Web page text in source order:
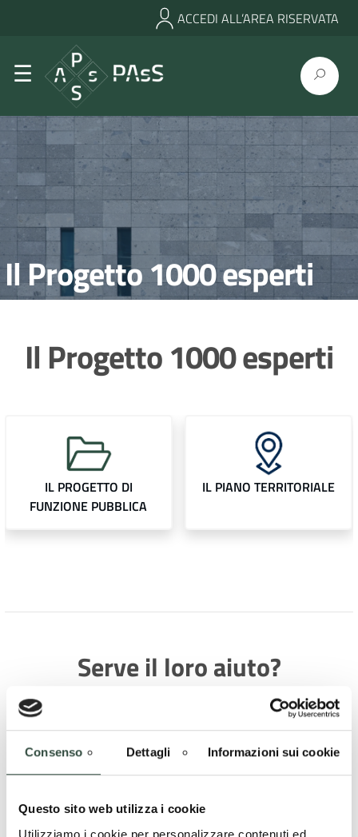
Consenso Dettagli Informazioni sui cookie
Questo sito web utilizza i cookie
Utilizziamo i cookie per personalizzare contenuti ed
ACCEDI ALL’AREA RISERVATA
Il Progetto 1000 esperti
Il Progetto 1000 esperti
IL PROGETTO DI
FUNZIONE PUBBLICA
IL PIANO TERRITORIALE
Serve il loro aiuto?
In conformità alla
DELIBERAZIONE N° XI / 5845 del
della Giunta di Regione Lombardia,
i professionisti ed esperti destinati all’Assistenza Tecnica
opereranno:
procedure complesse;
2. nel supporto al recupero dell’arretrato;